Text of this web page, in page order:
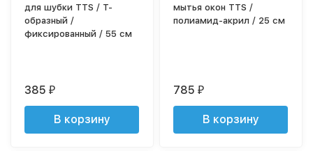
для шубки TTS / Т-
образный /
фиксированный / 55 см
385₽
В корзину
мытья окон TTS /
полиамид-акрил / 25 см
785₽
В корзину